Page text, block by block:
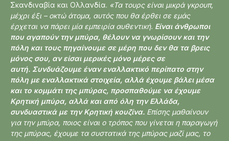
Σκανδιναβία και Ολλανδία. «Τα τουρς είναι μικρά γκρουπ,
μέχρι έξι – οκτώ άτομα, αυτός που θα έρθει σε εμάς
έρχεται να πάρει μία εμπειρία αυθεντική. Είναι άνθρωποι
που αγαπούν την μπύρα, θέλουν να γνωρίσουν και την
πόλη και τους πηγαίνουμε σε μέρη που δεν θα τα βρεις
μόνος σου, αν είσαι μερικές μόνο μέρες σε
αυτή. Συνδυάζουμε έναν εναλλακτικό περίπατο στην
πόλη με εναλλακτικά στοιχεία, αλλά έχουμε βάλει μέσα
και το κομμάτι της μπύρας, προσπαθούμε να έχουμε
Κρητική μπύρα, αλλά και από όλη την Ελλάδα,
συνδυαστικά με την Κρητική κουζίνα. Επίσης μαθαίνουν
για την μπύρα, ποιος είναι ο τρόπος που γίνεται η παραγωγή
της μπύρας, έχουμε τα συστατικά της μπύρας μαζί μας, το